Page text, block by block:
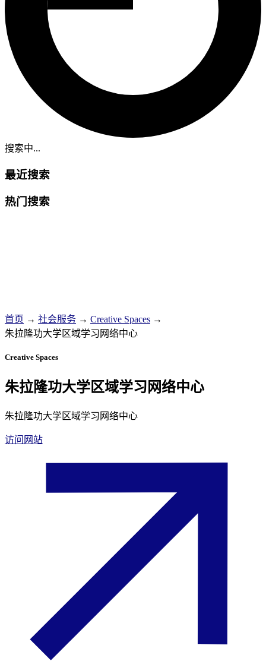
搜索中...
最近搜索
热门搜索
首页 → 社会服务 → Creative Spaces →
朱拉隆功大学区域学习网络中心
Creative Spaces
朱拉隆功大学区域学习网络中心
朱拉隆功大学区域学习网络中心
访问网站